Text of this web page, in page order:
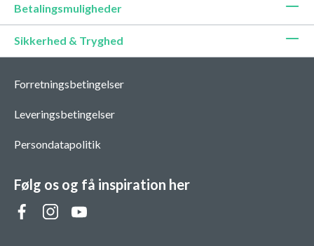
Betalingsmuligheder
Sikkerhed & Tryghed
Forretningsbetingelser
Leveringsbetingelser
Persondatapolitik
Følg os og få inspiration her